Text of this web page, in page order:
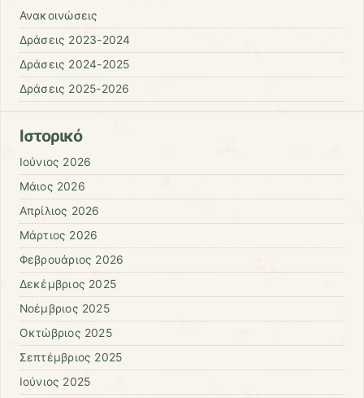
Ανακοινώσεις
Δράσεις 2023-2024
Δράσεις 2024-2025
Δράσεις 2025-2026
Ιστορικό
Ιούνιος 2026
Μάιος 2026
Απρίλιος 2026
Μάρτιος 2026
Φεβρουάριος 2026
Δεκέμβριος 2025
Νοέμβριος 2025
Οκτώβριος 2025
Σεπτέμβριος 2025
Ιούνιος 2025